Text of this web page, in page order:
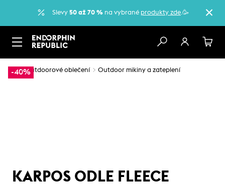
Slevy 50 až 70 % na vybrané produkty zde.🥳
-40%
… Outdoorové oblečení Outdoor mikiny a zateplení
KARPOS ODLE FLEECE